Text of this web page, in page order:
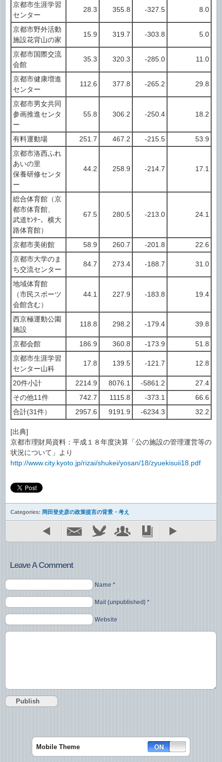
京都市生涯学習
センター
28.3 355.8 -327.5 8.0
京都市野外活動
施設花背山の家
15.9 319.7 -303.8 5.0
京都市国際交流
会館
35.3 320.3 -285.0 11.0
京都市健康増進
センター
112.6 377.8 -265.2 29.8
京都市男女共同
参画推進センタ
ー
55.8 306.2 -250.4 18.2
有料運動場 251.7 467.2 -215.5
53.9
京都市洛西ふれ
あいの里
保養研修センタ
ー
44.2 258.9 -214.7 17.1
総合体育館（京
都市体育館、
武道ｾﾝﾀｰ、横大
路体育館）
67.5 280.5 -213.0 24.1
京都市美術館 58.9 260.7 -201.8
22.6
京都市大学のま
ち交流センター
84.7 273.4 -188.7 31.0
地域体育館
（市民スポーツ
会館含む）
44.1 227.9 -183.8 19.4
西京極運動公園
施設
118.8 298.2 -179.4 39.8
京都会館 186.9 360.8 -173.9
51.8
京都市生涯学習
センター山科
17.8 139.5 -121.7 12.8
20件小計 2214.9 8076.1 -5861.2
27.4
その他11件
742.7 1115.8 -373.1
66.6
合計(31件）
2957.6 9191.9 -6234.3 32.2
[出典]
京都市理財局資料：平成１８年度決算「公の施設の管理運営等の
状況について」より
http://www.city.kyoto.jp/rizai/shukei/yosan/18/zyuekisuii18.pdf
Categories: 岡田登史彦の政策提言の背景・考え
Leave A Comment
Name *
Mail (unpublished) *
Website
Mobile Theme